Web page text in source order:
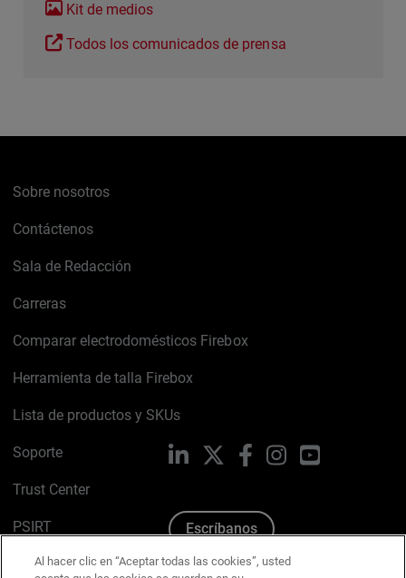
Kit de medios
Todos los comunicados de prensa
Sobre nosotros
Contáctenos
Sala de Redacción
Carreras
Comparar electrodomésticos Firebox
Herramienta de talla Firebox
Lista de productos y SKUs
Soporte
Trust Center
PSIRT
Política de cookies
LinkedIn FacebookInstagram
Escríbanos
Al hacer clic en “Aceptar todas las cookies”, usted